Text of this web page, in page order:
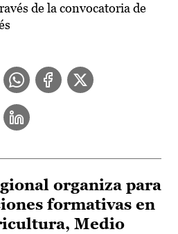
de la convocatoria de
organiza para
formativas en
Medio